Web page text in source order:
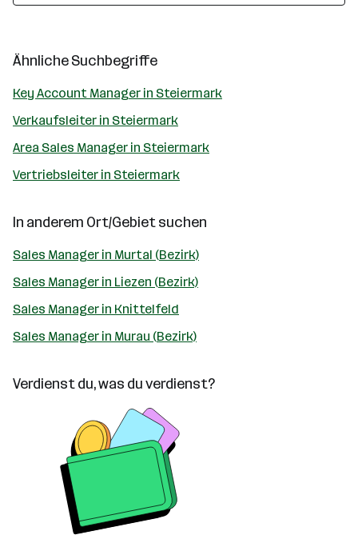
Ähnliche Suchbegriffe
Key Account Manager in Steiermark
Verkaufsleiter in Steiermark
Area Sales Manager in Steiermark
Vertriebsleiter in Steiermark
In anderem Ort/Gebiet suchen
Sales Manager in Murtal (Bezirk)
Sales Manager in Liezen (Bezirk)
Sales Manager in Knittelfeld
Sales Manager in Murau (Bezirk)
Verdienst du, was du verdienst?